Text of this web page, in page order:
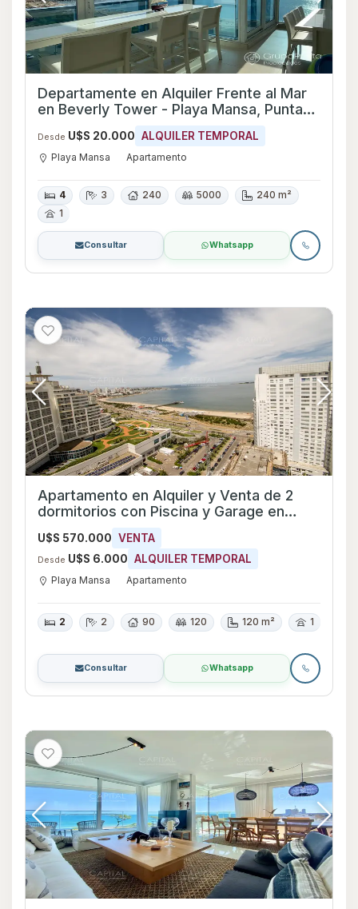
Departamente en Alquiler Frente al Mar
en Beverly Tower - Playa Mansa, Punta
del Este PROP9012
Desde U$S 20.000 ALQUILER TEMPORAL
Playa Mansa Apartamento
4 3 240 5000
240 m²
1
Consultar Whatsapp
Apartamento en Alquiler y Venta de 2
dormitorios con Piscina y Garage en
Playa Mansa, Maldonado
U$S 570.000 VENTA
Desde U$S 6.000 ALQUILER TEMPORAL
Playa Mansa Apartamento
2 2 90 120 120 m² 1
Consultar Whatsapp